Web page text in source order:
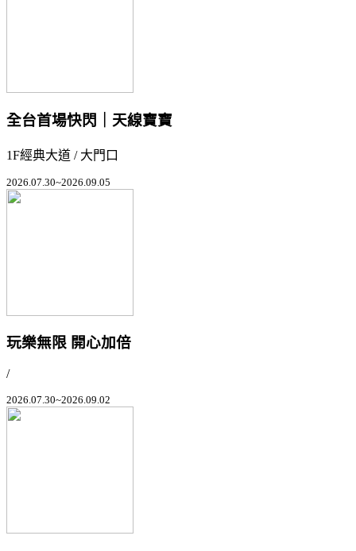
全台首場快閃｜天線寶寶
1F經典大道 / 大門口
2026.07.30~2026.09.05
玩樂無限 開心加倍
/
2026.07.30~2026.09.02